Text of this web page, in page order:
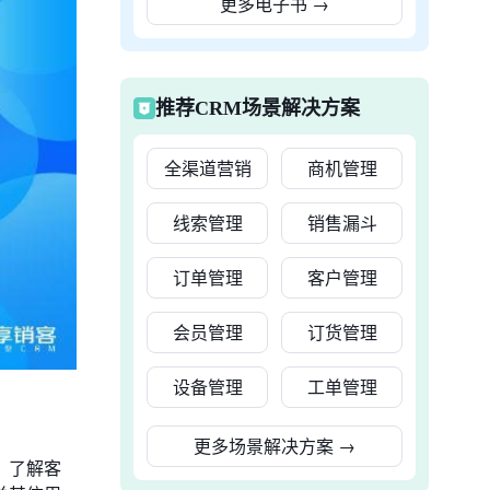
了解客
推荐CRM场景解决方案
全渠道营销 商机管理
线索管理 销售漏斗
订单管理 客户管理
会员管理 订货管理
设备管理 工单管理
更多场景解决方案 →